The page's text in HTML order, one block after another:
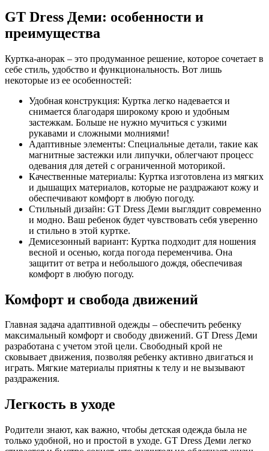
GT Dress Деми: особенности и
преимущества
Куртка-анорак – это продуманное решение, которое сочетает в
себе стиль, удобство и функциональность. Вот лишь
некоторые из ее особенностей:
Удобная конструкция: Куртка легко надевается и
снимается благодаря широкому крою и удобным
застежкам. Больше не нужно мучиться с узкими
рукавами и сложными молниями!
Адаптивные элементы: Специальные детали, такие как
магнитные застежки или липучки, облегчают процесс
одевания для детей с ограниченной моторикой.
Качественные материалы: Куртка изготовлена из мягких
и дышащих материалов, которые не раздражают кожу и
обеспечивают комфорт в любую погоду.
Стильный дизайн: GT Dress Деми выглядит современно
и модно. Ваш ребенок будет чувствовать себя уверенно
и стильно в этой куртке.
Демисезонный вариант: Куртка подходит для ношения
весной и осенью, когда погода переменчива. Она
защитит от ветра и небольшого дождя, обеспечивая
комфорт в любую погоду.
Комфорт и свобода движений
Главная задача адаптивной одежды – обеспечить ребенку
максимальный комфорт и свободу движений. GT Dress Деми
разработана с учетом этой цели. Свободный крой не
сковывает движения, позволяя ребенку активно двигаться и
играть. Мягкие материалы приятны к телу и не вызывают
раздражения.
Легкость в уходе
Родители знают, как важно, чтобы детская одежда была не
только удобной, но и простой в уходе. GT Dress Деми легко